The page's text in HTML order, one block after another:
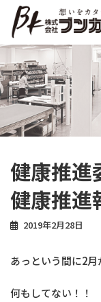
ン
ツ
へ
ス
キ
ッ
プ
ー
シ
ョ
ン
に
移
動
健康推
健康推進
2019年2月28日
あっという間に2月
何もしてない！！